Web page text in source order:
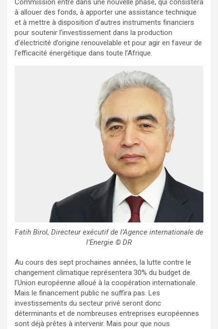
Commission entre dans une nouvelle phase, qui consistera
à allouer des fonds, à apporter une assistance technique
et à mettre à disposition d’autres instruments financiers
pour soutenir l’investissement dans la production
d’électricité d’origine renouvelable et pour agir en faveur de
l’efficacité énergétique dans toute l’Afrique.
Fatih Birol, Directeur exécutif de l’Agence internationale de
l’Energie © DR
Au cours des sept prochaines années, la lutte contre le
changement climatique représentera 30% du budget de
l’Union européenne alloué à la coopération internationale.
Mais le financement public ne suffira pas. Les
investissements du secteur privé seront donc
déterminants et de nombreuses entreprises européennes
sont déjà prêtes à intervenir. Mais pour que nous